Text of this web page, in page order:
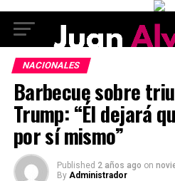
NACIONALES
Barbecue sobre
Trump: “Él dejará
por sí mismo”
Published 2 años ago on
By Administrador